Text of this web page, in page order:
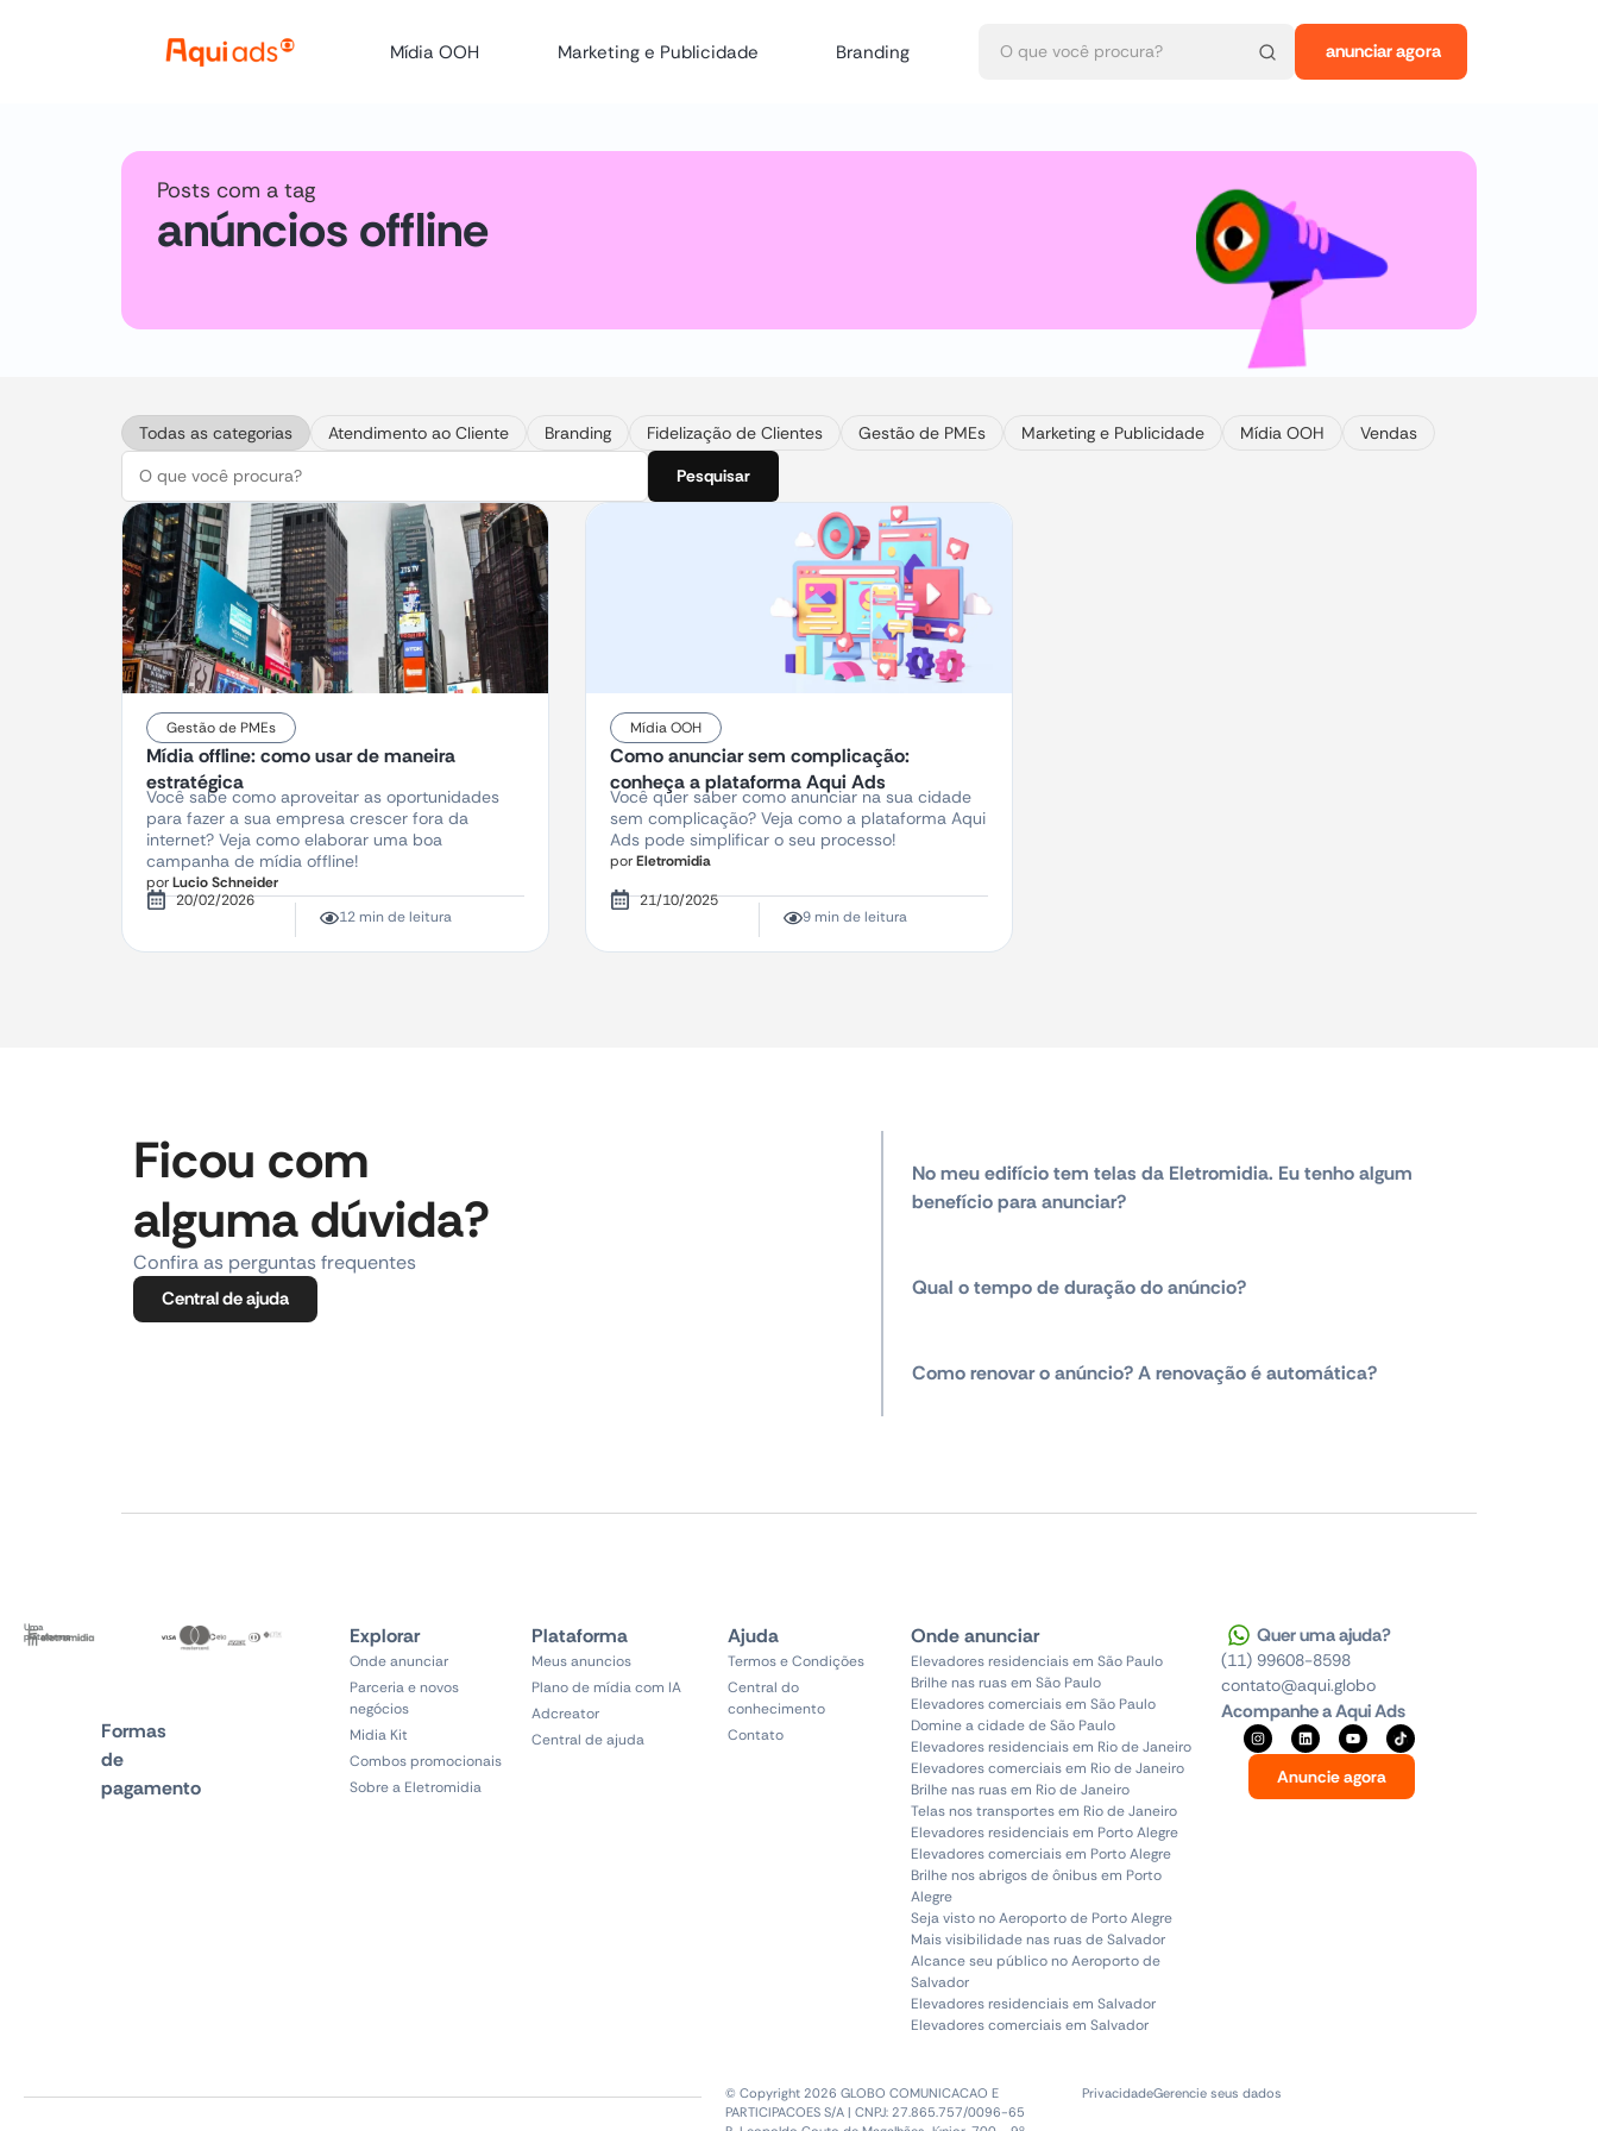
Mídia OOH Marketing e Publicidade Branding anunciar agora
Posts com a tag
anúncios offline
Todas as categorias Atendimento ao Cliente Branding Fidelização de Clientes Gestão de PMEs Marketing e Publicidade Mídia OOH
Vendas
Pesquisar
Gestão de PMEs
Mídia offline: como usar de maneira
estratégica
Você sabe como aproveitar as oportunidades
para fazer a sua empresa crescer fora da
internet? Veja como elaborar uma boa
campanha de mídia offline!
porLucio Schneider
20/02/2026
12 min de leitura
Mídia OOH
Como anunciar sem complicação:
conheça a plataforma Aqui Ads
Você quer saber como anunciar na sua cidade
sem complicação? Veja como a plataforma Aqui
Ads pode simplificar o seu processo!
porEletromidia
21/10/2025
9 min de leitura
Ficou com
alguma dúvida?
Confira as perguntas frequentes
Central de ajuda
No meu edifício tem telas da Eletromidia. Eu tenho algum
benefício para anunciar?
Qual o tempo de duração do anúncio?
Como renovar o anúncio? A renovação é automática?
Uma
plataforma
Formas
de
pagamento
Explorar
Onde anunciar
Parceria e novos
negócios
Midia Kit
Combos promocionais
Sobre a Eletromidia
Plataforma
Meus anuncios
Plano de mídia com IA
Adcreator
Central de ajuda
Ajuda
Termos e Condições
Central do
conhecimento
Contato
Onde anunciar
Elevadores residenciais em São Paulo
Brilhe nas ruas em São Paulo
Elevadores comerciais em São Paulo
Domine a cidade de São Paulo
Elevadores residenciais em Rio de Janeiro
Elevadores comerciais em Rio de Janeiro
Brilhe nas ruas em Rio de Janeiro
Telas nos transportes em Rio de Janeiro
Elevadores residenciais em Porto Alegre
Elevadores comerciais em Porto Alegre
Brilhe nos abrigos de ônibus em Porto
Alegre
Seja visto no Aeroporto de Porto Alegre
Mais visibilidade nas ruas de Salvador
Alcance seu público no Aeroporto de
Salvador
Elevadores residenciais em Salvador
Elevadores comerciais em Salvador
Quer uma ajuda?
(11) 99608-8598
contato@aqui.globo
Acompanhe a Aqui Ads
Anuncie agora
© Copyright 2026 GLOBO COMUNICACAO E
PARTICIPACOES S/A | CNPJ: 27.865.757/0096-65
PrivacidadeGerencie seus dados